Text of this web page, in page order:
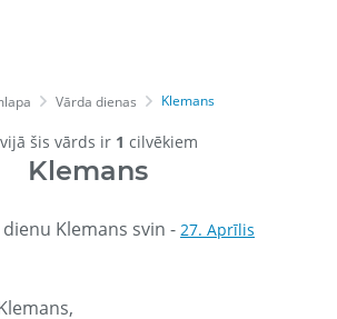
Vārda dienas Klemans
šis vārds ir 1 cilvēkiem
Klemans
Klemans svin - 27. Aprīlis